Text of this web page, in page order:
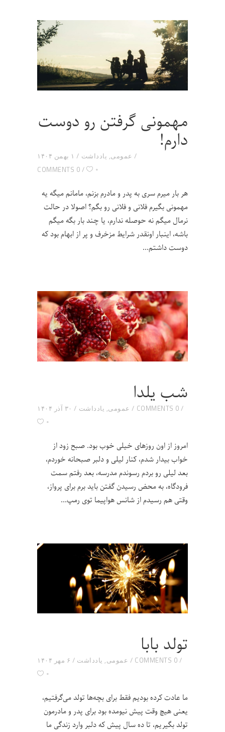
مهمونی گرفتن رو دوست
دارم!
۱ بهمن ۱۴۰۴ عمومی, یادداشت
0 COMMENTS
۰
هر بار میرم سری به پدر و مادرم بزنم، مامانم میگه یه
مهمونی بگیرم فلانی و فلانی رو بگم؟ اصولا در حالت
نرمال میگم نه حوصله ندارم، یا چند بار بگه میگم
باشه، اینبار اونقدر شرایط مزخرف و پر از ابهام بود که
دوست داشتم
شب یلدا
۳۰ آذر ۱۴۰۴ عمومی, یادداشت 0 COMMENTS
۰
امروز از اون روزهای خیلی خوب بود. صبح زود از
خواب بیدار شدم، کنار لیلی و دلبر صبحانه خوردم،
بعد لیلی رو بردم رسوندم مدرسه، بعد رفتم سمت
فرودگاه، به محض رسیدن گفتن باید برم برای پرواز،
وقتی هم رسیدم از شانس هواپیما توی رمپ
تولد بابا
۶ مهر ۱۴۰۴ عمومی, یادداشت 0 COMMENTS
۰
ما عادت کرده بودیم فقط برای بچه‌ها تولد می‌گرفتیم،
یعنی هیچ وقت پیش نیومده بود برای پدر و مادر‌مون
تولد بگیریم، تا ده سال پیش که دلبر وارد زندگی ما